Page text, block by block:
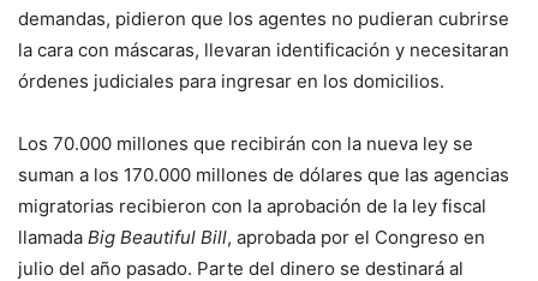
demandas, pidieron que los agentes no pudieran cubrirse
la cara con máscaras, llevaran identificación y necesitaran
órdenes judiciales para ingresar en los domicilios.
Los 70.000 millones que recibirán con la nueva ley se
suman a los 170.000 millones de dólares que las agencias
migratorias recibieron con la aprobación de la ley fiscal
llamada Big Beautiful Bill, aprobada por el Congreso en
julio del año pasado. Parte del dinero se destinará al